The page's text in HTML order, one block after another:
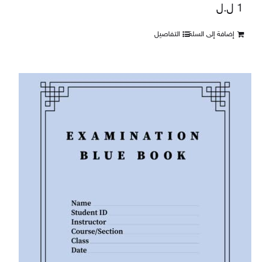
1 ل.ل
إضافة إلى السلة التفاصيل